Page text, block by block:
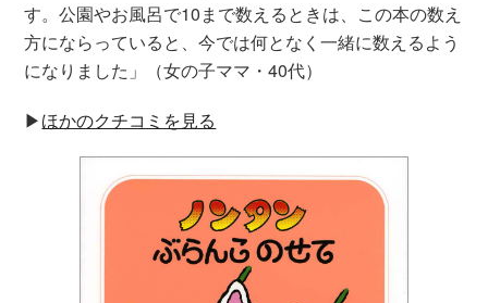
す。公園やお風呂で10まで数えるときは、この本の数え
方にならっていると、今では何となく一緒に数えるよう
になりました」（女の子ママ・40代）
▶︎ほかのクチコミを見る